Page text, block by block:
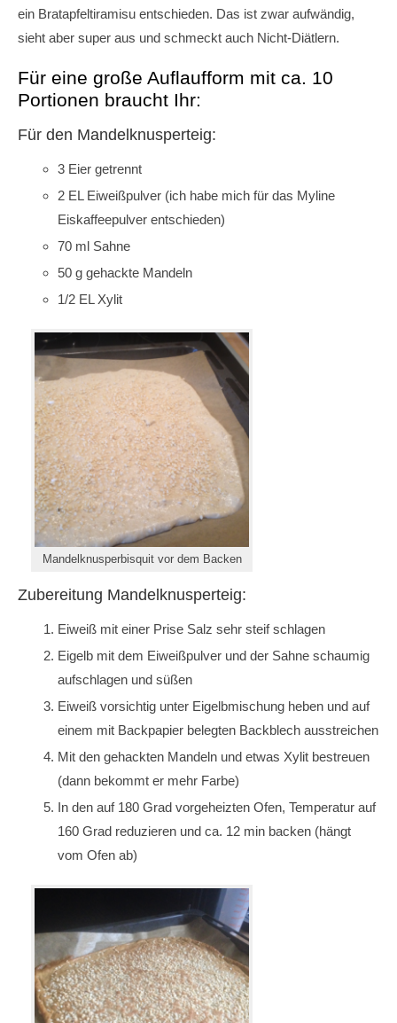
ein Bratapfeltiramisu entschieden. Das ist zwar aufwändig,
sieht aber super aus und schmeckt auch Nicht-Diätlern.
Für eine große Auflaufform mit ca. 10
Portionen braucht Ihr:
Für den Mandelknusperteig:
3 Eier getrennt
2 EL Eiweißpulver (ich habe mich für das Myline
Eiskaffeepulver entschieden)
70 ml Sahne
50 g gehackte Mandeln
1/2 EL Xylit
Mandelknusperbisquit vor dem Backen
Zubereitung Mandelknusperteig:
Eiweiß mit einer Prise Salz sehr steif schlagen
Eigelb mit dem Eiweißpulver und der Sahne schaumig
aufschlagen und süßen
Eiweiß vorsichtig unter Eigelbmischung heben und auf
einem mit Backpapier belegten Backblech ausstreichen
Mit den gehackten Mandeln und etwas Xylit bestreuen
(dann bekommt er mehr Farbe)
In den auf 180 Grad vorgeheizten Ofen, Temperatur auf
160 Grad reduzieren und ca. 12 min backen (hängt
vom Ofen ab)